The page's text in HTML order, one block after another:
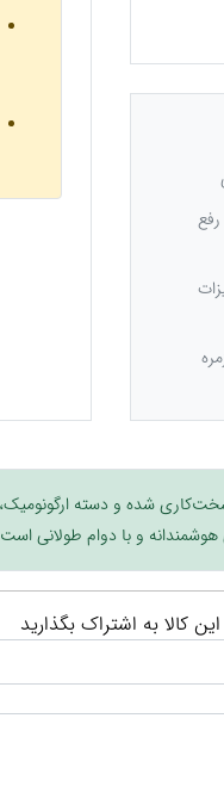
شده و دسته
و با دوام طولانی
کالا به اشتراک بگذارید